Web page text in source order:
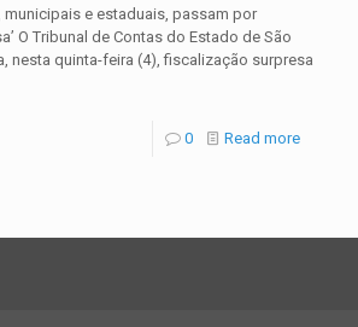
e estaduais, passam por
O Tribunal de Contas do Estado de São
nesta quinta-feira (4), fiscalização surpresa
0 Read more